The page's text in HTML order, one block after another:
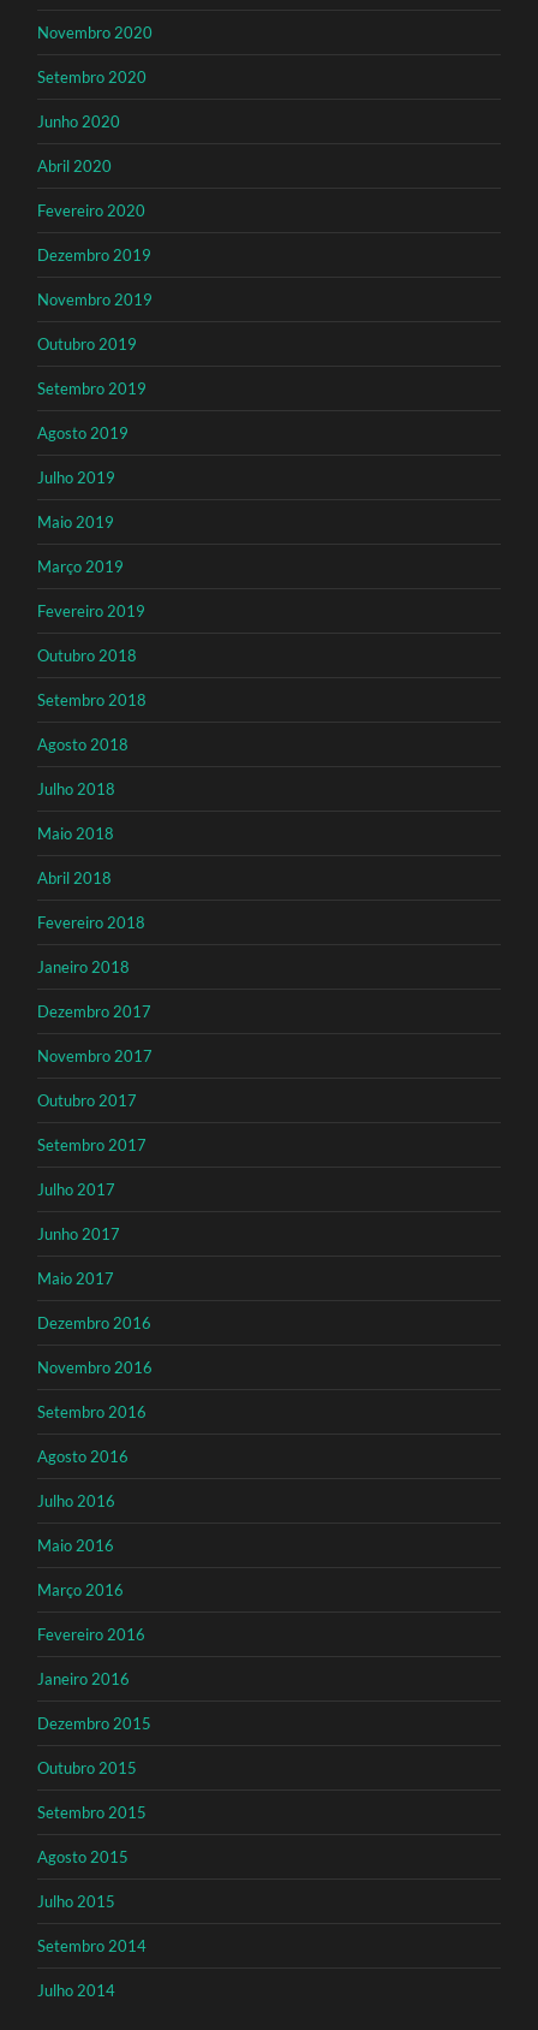
Novembro 2020
Setembro 2020
Junho 2020
Abril 2020
Fevereiro 2020
Dezembro 2019
Novembro 2019
Outubro 2019
Setembro 2019
Agosto 2019
Julho 2019
Maio 2019
Março 2019
Fevereiro 2019
Outubro 2018
Setembro 2018
Agosto 2018
Julho 2018
Maio 2018
Abril 2018
Fevereiro 2018
Janeiro 2018
Dezembro 2017
Novembro 2017
Outubro 2017
Setembro 2017
Julho 2017
Junho 2017
Maio 2017
Dezembro 2016
Novembro 2016
Setembro 2016
Agosto 2016
Julho 2016
Maio 2016
Março 2016
Fevereiro 2016
Janeiro 2016
Dezembro 2015
Outubro 2015
Setembro 2015
Agosto 2015
Julho 2015
Setembro 2014
Julho 2014